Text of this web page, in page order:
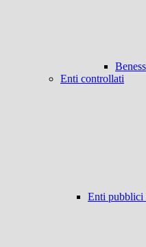
Enti controllati
Enti pubblici